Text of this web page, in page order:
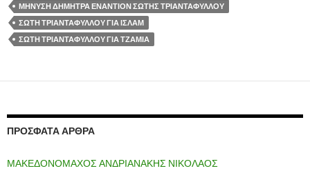
ΜΗΝΥΣΗ ΔΗΜΗΤΡΑ ΕΝΑΝΤΙΟΝ ΣΩΤΗΣ ΤΡΙΑΝΤΑΦΥΛΛΟΥ
ΣΩΤΗ ΤΡΙΑΝΤΑΦΥΛΛΟΥ ΓΙΑ ΙΣΛΑΜ
ΣΩΤΗ ΤΡΙΑΝΤΑΦΥΛΛΟΥ ΓΙΑ ΤΖΑΜΙΑ
ΠΡΌΣΦΑΤΑ ΆΡΘΡΑ
ΜΑΚΕΔΟΝΟΜΑΧΟΣ ΑΝΔΡΙΑΝΑΚΗΣ ΝΙΚΟΛΑΟΣ